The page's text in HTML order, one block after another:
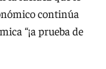
continúa
“¡a prueba de